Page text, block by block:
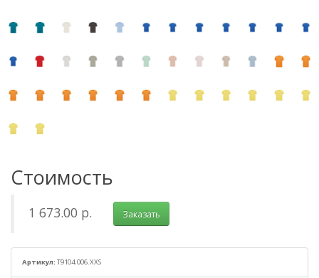
Стоимость
1 673.00 р. Заказать
Артикул: T9104.006.XXS